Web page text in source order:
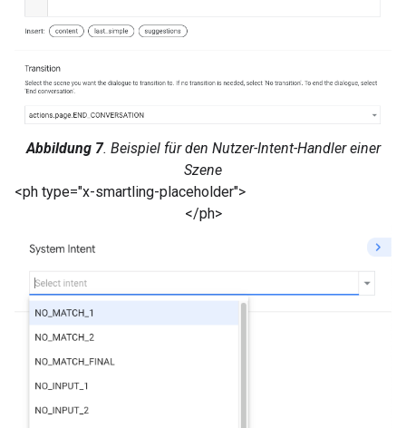
Abbildung 7. Beispiel für den Nutzer-Intent-Handler einer
Szene
<ph type="x-smartling-placeholder">
</ph>